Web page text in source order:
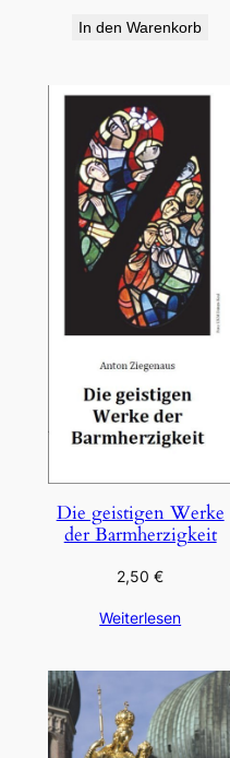
In den Warenkorb
Die geistigen Werke
der Barmherzigkeit
2,50€
Weiterlesen